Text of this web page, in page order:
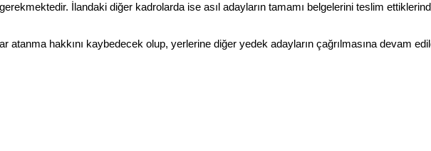
İlandaki diğer kadrolarda ise asıl adayların tamamı belgelerini teslim
atanma hakkını kaybedecek olup, yerlerine diğer yedek adayların çağrılmasına devam